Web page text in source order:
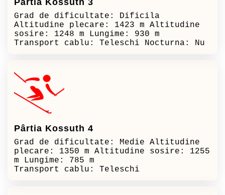
Grad de dificultate: Dificila
Altitudine plecare: 1423 m Altitudine
sosire: 1248 m Lungime: 930 m
Transport cablu: Teleschi Nocturna: Nu
Pârtia Kossuth 4
Grad de dificultate: Medie Altitudine
plecare: 1350 m Altitudine sosire: 1255
m Lungime: 785 m
Transport cablu: Teleschi